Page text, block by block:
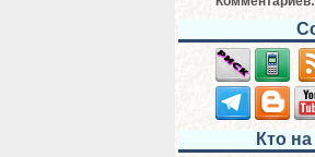
Кто